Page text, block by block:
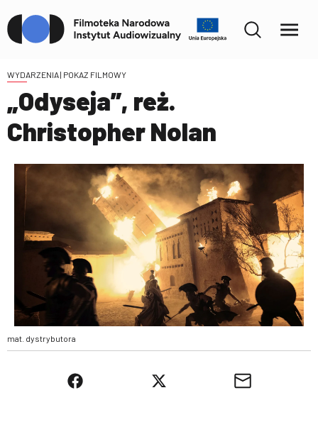
WYDARZENIA| POKAZ FILMOWY
„Odyseja”, reż.
Christopher Nolan
mat. dystrybutora